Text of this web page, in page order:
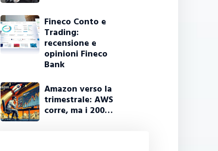
Fineco Conto e
Trading:
recensione e
opinioni Fineco
Bank
Amazon verso la
trimestrale: AWS
corre, ma i 200…